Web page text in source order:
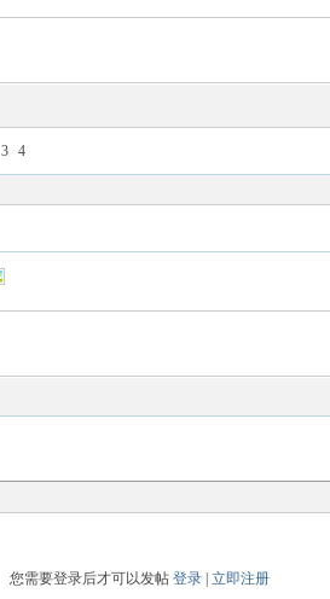
3 4
您需要登录后才可以发帖登录 |立即注册